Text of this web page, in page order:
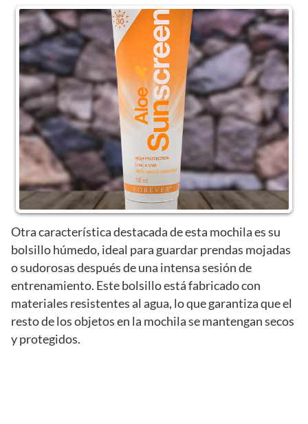
Otra característica destacada de esta mochila es su
bolsillo húmedo, ideal para guardar prendas mojadas
o sudorosas después de una intensa sesión de
entrenamiento. Este bolsillo está fabricado con
materiales resistentes al agua, lo que garantiza que el
resto de los objetos en la mochila se mantengan secos
y protegidos.